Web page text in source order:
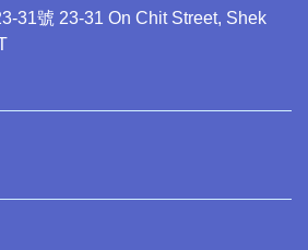
31號 23-31 On Chit Street, Shek